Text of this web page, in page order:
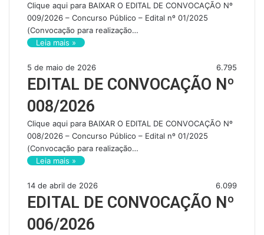
Clique aqui para BAIXAR O EDITAL DE CONVOCAÇÃO Nº
009/2026 – Concurso Público – Edital nº 01/2025
(Convocação para realização…
Leia mais »
5 de maio de 2026 6.795
EDITAL DE CONVOCAÇÃO Nº
008/2026
Clique aqui para BAIXAR O EDITAL DE CONVOCAÇÃO Nº
008/2026 – Concurso Público – Edital nº 01/2025
(Convocação para realização…
Leia mais »
14 de abril de 2026 6.099
EDITAL DE CONVOCAÇÃO Nº
006/2026